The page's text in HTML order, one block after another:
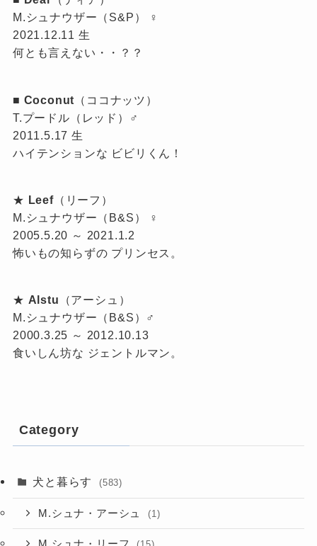
M.シュナウザー（S&P） ♀
2021.12.11 生
何とも言えない・・？？
■ Coconut （ココナッツ）
T.プードル（レッド）♂
2011.5.17 生
ハイテンションな ビビリくん！
★ Leef（リーフ）
M.シュナウザー（B&S） ♀
2005.5.20 ～ 2021.1.2
怖いもの知らずの プリンセス。
★ Alstu （アーシュ）
M.シュナウザー（B&S）♂
2000.3.25 ～ 2012.10.13
食いしん坊な ジェントルマン。
Category
犬と暮らす (583)
M.シュナ・アーシュ (1)